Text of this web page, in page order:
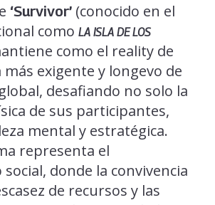
‘Survivor’(conocido en el
como LA ISLA DE LOS
como el reality de
exigente y longevo de
desafiando no solo la
de sus participantes,
mental y estratégica.
representa el
donde la convivencia
de recursos y las